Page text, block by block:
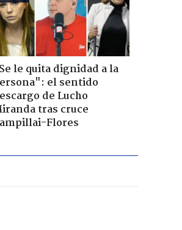
le quita dignidad a la
el sentido
de Lucho
tras cruce
Flores